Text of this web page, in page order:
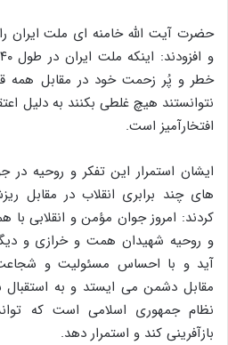
حضرت آیت الله خامنه ای ملت ایران را
خطر و پُر زحمت خود در مقابل همه
نتوانستند هیچ غلطی بکنند به دلیل
افتخارآمیز است.
ایشان استمرار این تفکر و روحیه در
های چند برابری انقلاب در مقابل
کردند: امروز جوان مؤمن و انقلابی با
و روحیه شهیدان همت و خرازی و
آید و با احساس مسئولیت و
مقابل دشمن می ایستد و به
نظام جمهوری اسلامی است که
بازآفرینی کند و استمرار دهد.